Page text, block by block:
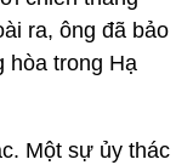
ra, ông đã bảo
hòa trong Hạ
Một sự ủy thác